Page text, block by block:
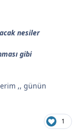
nesiler
gibi
,, günün
1